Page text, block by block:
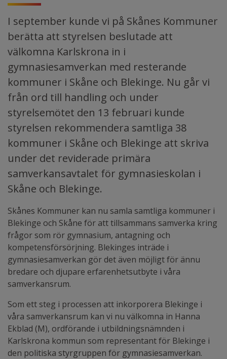
I september kunde vi på Skånes Kommuner
berätta att styrelsen beslutade att
välkomna Karlskrona in i
gymnasiesamverkan med resterande
kommuner i Skåne och Blekinge. Nu går vi
från ord till handling och under
styrelsemötet den 13 februari kunde
styrelsen rekommendera samtliga 38
kommuner i Skåne och Blekinge att skriva
under det reviderade primära
samverkansavtalet för gymnasieskolan i
Skåne och Blekinge.
Skånes Kommuner kan nu samla samtliga kommuner i
Blekinge och Skåne för att tillsammans samverka kring
frågor som rör gymnasium, antagning och
kompetensförsörjning. Blekinges inträde i
gymnasiesamverkan gör det även möjligt för ännu
bredare och djupare erfarenhetsutbyte i våra
samverkansrum.
Som ett steg i processen att inkorporera Blekinge i
våra samverkansrum kan vi nu välkomna in Hanna
Ekblad (M), ordförande i utbildningsnämnden i
Karlskrona kommun som representant för Blekinge i
den politiska styrgruppen för gymnasiesamverkan.